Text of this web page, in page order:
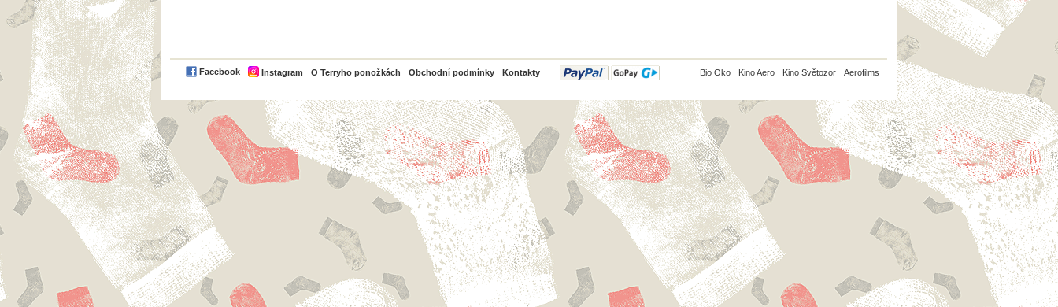
Facebook Instagram O Terryho ponožkách Obchodní podmínky Kontakty
PayPal Bio Oko Kino Aero Kino Světozor Aerofilms